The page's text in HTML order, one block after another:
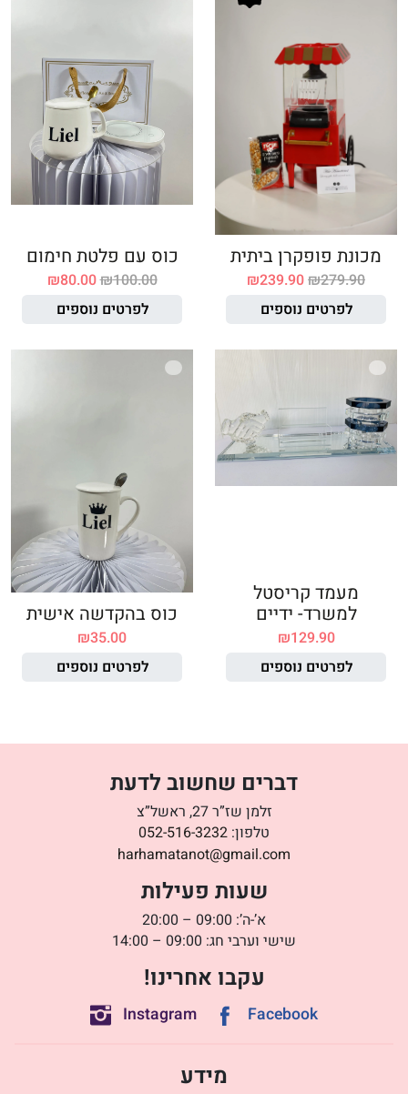
מכונת פופקרן ביתית
₪279.90
₪239.90
לפרטים נוספים
כוס עם פלטת חימום
₪100.00
₪80.00
לפרטים נוספים
מעמד קריסטל
למשרד- ידיים
₪129.90
לפרטים נוספים
כוס בהקדשה אישית
₪35.00
לפרטים נוספים
דברים שחשוב לדעת
זלמן שז”ר 27, ראשל”צ
טלפון: 052-516-3232
harhamatanot@gmail.com
שעות פעילות
א’-ה’: 09:00 – 20:00
שישי וערבי חג: 09:00 – 14:00
עקבו אחרינו!
Facebook
Instagram
מידע